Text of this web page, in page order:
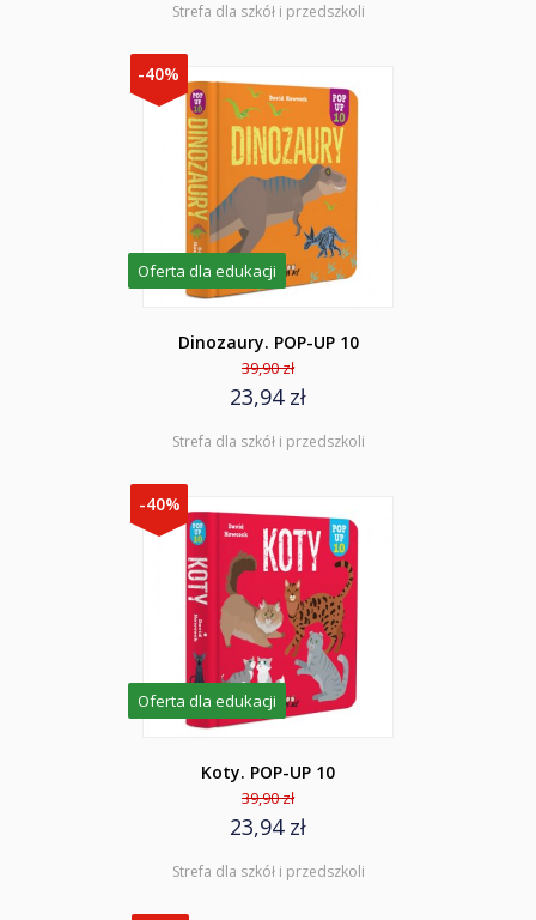
Strefa dla szkół i przedszkoli
-40%
Oferta dla edukacji
Dinozaury. POP-UP 10
39,90 zł
23,94 zł
Strefa dla szkół i przedszkoli
-40%
Oferta dla edukacji
Koty. POP-UP 10
39,90 zł
23,94 zł
Strefa dla szkół i przedszkoli